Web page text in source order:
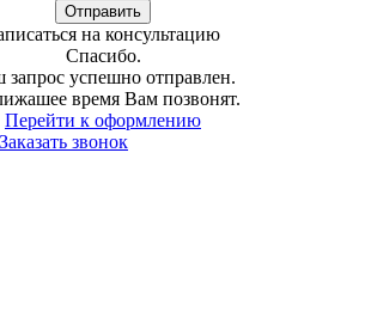
Отправить
на консультацию
Спасибо.
запрос успешно отправлен.
время Вам позвонят.
Перейти к оформлению
Заказать звонок